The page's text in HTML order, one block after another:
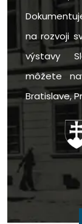
na rozvoji
výstavy
môžete
Bratislave,